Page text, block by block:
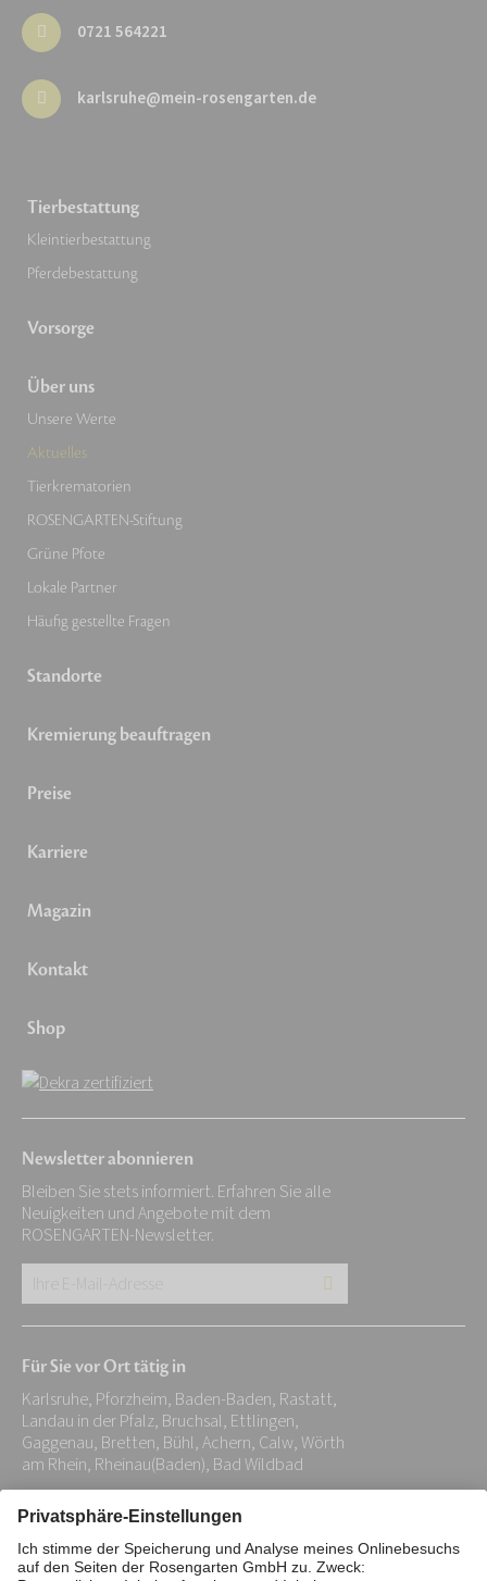
0721 564221
karlsruhe@mein-rosengarten.de
Tierbestattung
Kleintierbestattung
Pferdebestattung
Vorsorge
Über uns
Unsere Werte
Aktuelles
Tierkrematorien
ROSENGARTEN-Stiftung
Grüne Pfote
Lokale Partner
Häufig gestellte Fragen
Standorte
Kremierung beauftragen
Preise
Karriere
Magazin
Kontakt
Shop
Newsletter abonnieren
Bleiben Sie stets informiert. Erfahren Sie alle
Neuigkeiten und Angebote mit dem
ROSENGARTEN-Newsletter.
E-
Adresse:
*
Für Sie vor Ort tätig in
Karlsruhe, Pforzheim, Baden-Baden, Rastatt,
Landau in der Pfalz, Bruchsal, Ettlingen,
Gaggenau, Bretten, Bühl, Achern, Calw, Wörth
am Rhein, Rheinau(Baden), Bad Wildbad
Impressum Datenschutz
Stiftung